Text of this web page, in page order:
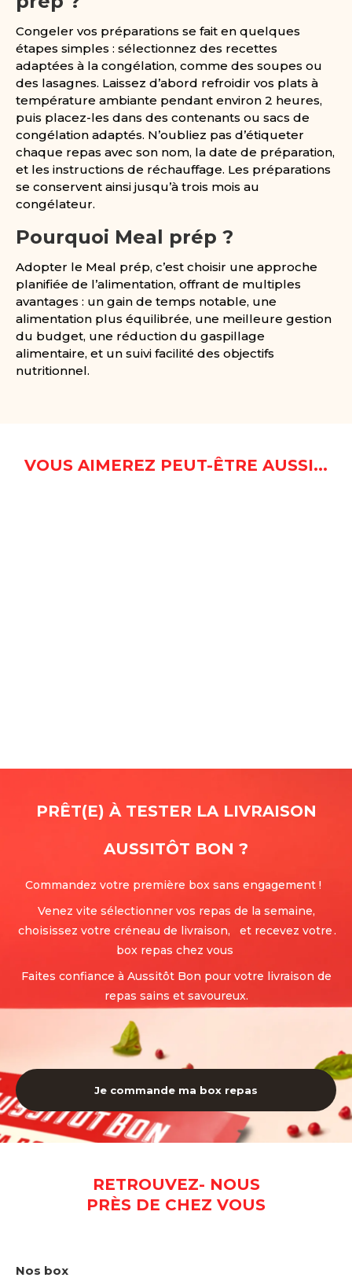
Congeler vos préparations se fait en quelques
étapes simples : sélectionnez des recettes
adaptées à la congélation, comme des soupes ou
des lasagnes. Laissez d’abord refroidir vos plats à
température ambiante pendant environ 2 heures,
puis placez-les dans des contenants ou sacs de
congélation adaptés. N’oubliez pas d’étiqueter
chaque repas avec son nom, la date de préparation,
et les instructions de réchauffage. Les préparations
se conservent ainsi jusqu’à trois mois au
congélateur.
Pourquoi Meal prép ?
Adopter le Meal prép, c’est choisir une approche
planifiée de l’alimentation, offrant de multiples
avantages : un gain de temps notable, une
alimentation plus équilibrée, une meilleure gestion
du budget, une réduction du gaspillage
alimentaire, et un suivi facilité des objectifs
nutritionnel.
VOUS AIMEREZ PEUT-ÊTRE AUSSI...
PRÊT(E) À TESTER LA LIVRAISON
AUSSITÔT BON ?
Commandez votre première box sans engagement !
Venez vite sélectionner vos repas de la semaine,
choisissez votre créneau de livraison, et recevez votre
box repas chez vous
.
Faites confiance à Aussitôt Bon pour votre livraison de
repas sains et savoureux.
Je commande ma box repas
RETROUVEZ- NOUS
PRÈS DE CHEZ VOUS
Nos box